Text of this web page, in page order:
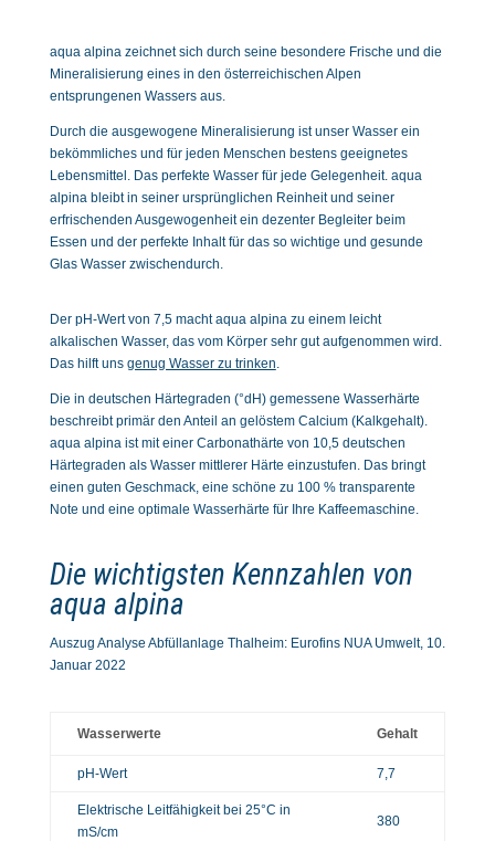
aqua alpina zeichnet sich durch seine besondere Frische und die
Mineralisierung eines in den österreichischen Alpen
entsprungenen Wassers aus.
Durch die ausgewogene Mineralisierung ist unser Wasser ein
bekömmliches und für jeden Menschen bestens geeignetes
Lebensmittel. Das perfekte Wasser für jede Gelegenheit. aqua
alpina bleibt in seiner ursprünglichen Reinheit und seiner
erfrischenden Ausgewogenheit ein dezenter Begleiter beim
Essen und der perfekte Inhalt für das so wichtige und gesunde
Glas Wasser zwischendurch.
Der pH-Wert von 7,5 macht aqua alpina zu einem leicht
alkalischen Wasser, das vom Körper sehr gut aufgenommen wird.
Das hilft uns genug Wasser zu trinken.
Die in deutschen Härtegraden (°dH) gemessene Wasserhärte
beschreibt primär den Anteil an gelöstem Calcium (Kalkgehalt).
aqua alpina ist mit einer Carbonathärte von 10,5 deutschen
Härtegraden als Wasser mittlerer Härte einzustufen. Das bringt
einen guten Geschmack, eine schöne zu 100 % transparente
Note und eine optimale Wasserhärte für Ihre Kaffeemaschine.
Die wichtigsten Kennzahlen von
aqua alpina
Auszug Analyse Abfüllanlage Thalheim: Eurofins NUA Umwelt, 10.
Januar 2022
Wasserwerte Gehalt
pH-Wert 7,7
Elektrische Leitfähigkeit bei 25°C in
mS/cm
380